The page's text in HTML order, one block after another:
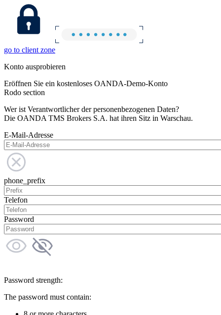
go to client zone
Konto ausprobieren
Eröffnen Sie ein kostenloses OANDA-Demo-Konto
Rodo section
Wer ist Verantwortlicher der personenbezogenen Daten?
Die OANDA TMS Brokers S.A. hat ihren Sitz in Warschau.
E-Mail-Adresse
phone_prefix
Telefon
Password
Password strength:
The password must contain: